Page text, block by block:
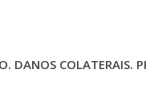
DANOS COLATERAIS.